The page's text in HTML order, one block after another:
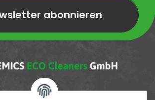
abonnieren
abonnieren